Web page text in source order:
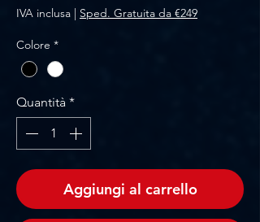
IVA inclusa | Sped. Gratuita da €249
Colore *
Quantità *
Aggiungi al carrello